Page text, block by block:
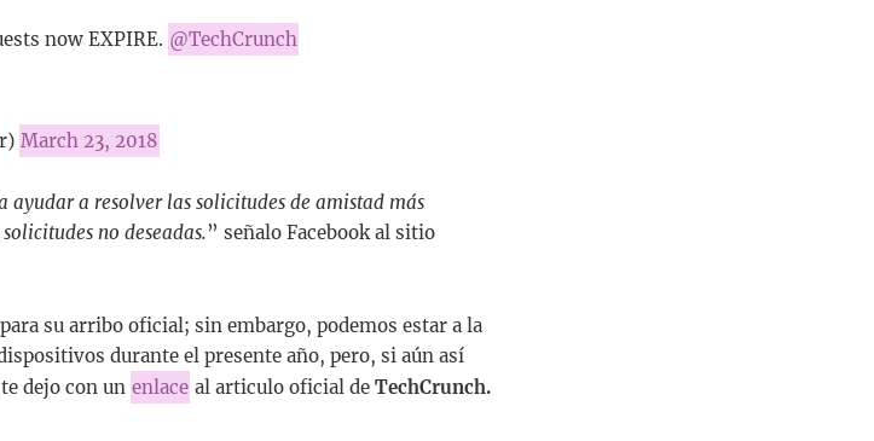
now EXPIRE. @TechCrunch
March 23, 2018
ayudar a resolver las solicitudes de amistad más
no deseadas.” señalo Facebook al sitio
su arribo oficial; sin embargo, podemos estar a la
durante el presente año, pero, si aún así
dejo con un enlace al articulo oficial de TechCrunch.